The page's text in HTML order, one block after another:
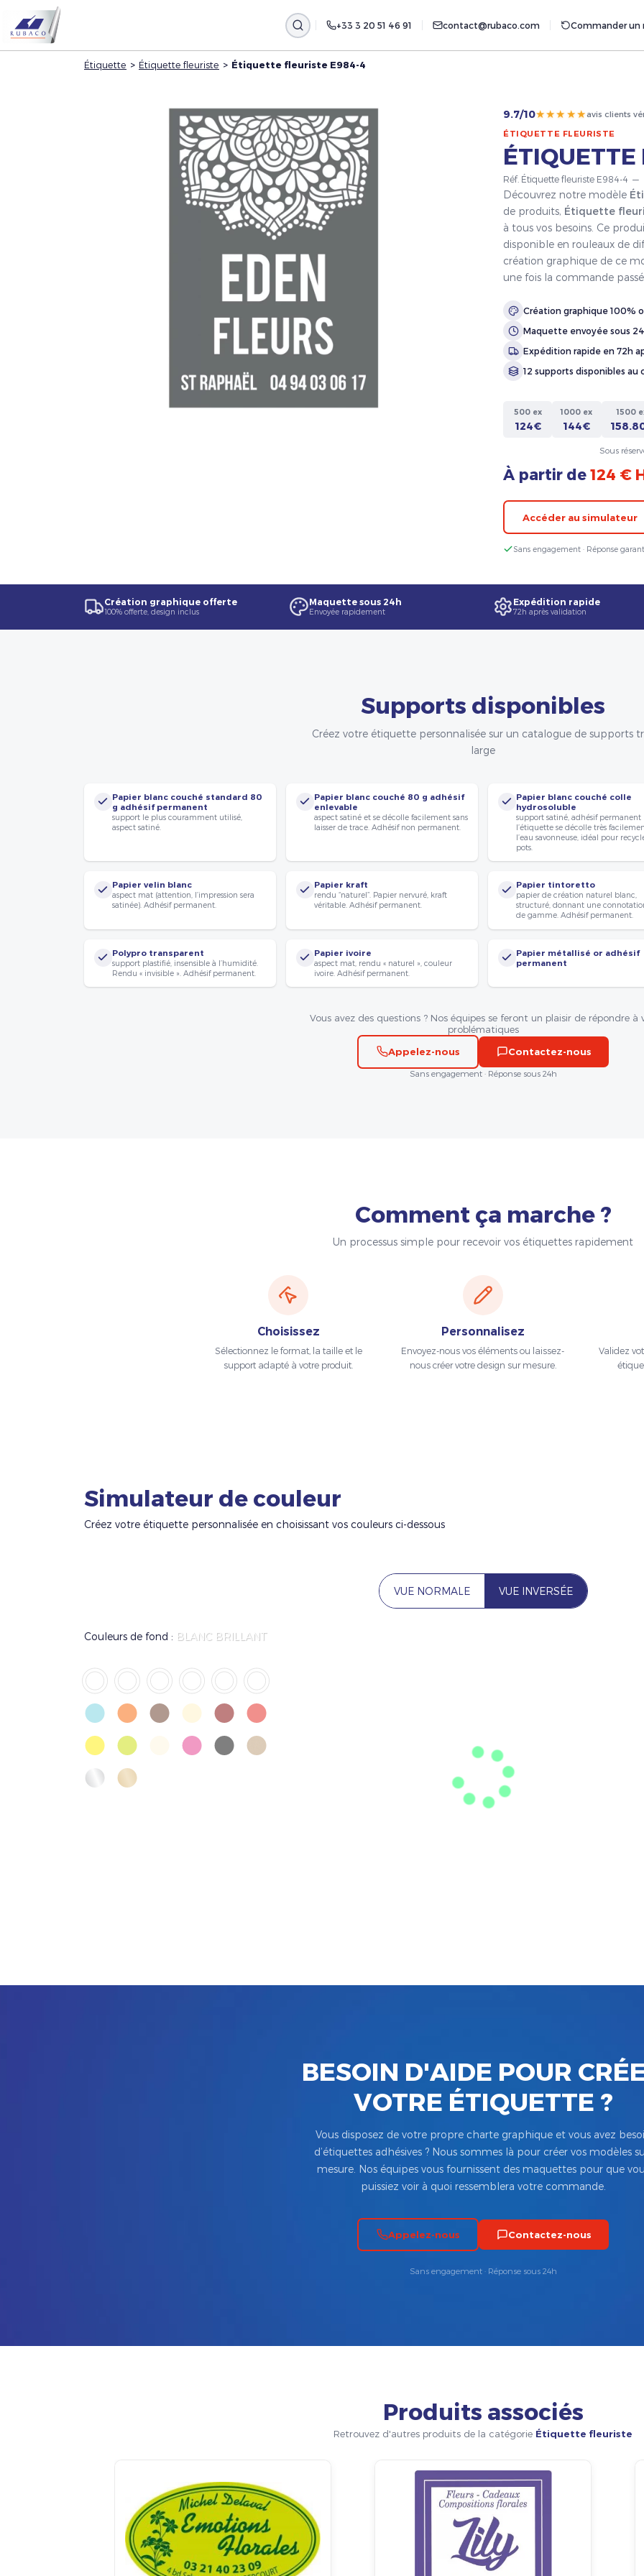
+33 3 20 51 46 91 contact@rubaco.com Commander un
Étiquette > Étiquette fleuriste > Étiquette fleuriste E984-4
9.7/10★★★★★avis clients
ÉTIQUETTE FLEURISTE
Réf. Étiquette fleuriste E984-4 —
Découvrez notre modèle
de produits, Étiquette
à tous vos besoins. Ce
disponible en rouleaux de
création graphique de ce
une fois la commande
Création graphique 100%
Maquette envoyée sous
Expédition rapide en 72h
12 supports disponibles au
500 ex
124€
1000 ex
144€
1500
Sous
À partir de 124 €
Accéder au simulateur
Sans engagement · Réponse
Création graphique offerte
100% offerte, design inclus
Maquette sous 24h
Envoyée rapidement
Expédition rapide
72h après validation
Supports disponibles
Créez votre étiquette personnalisée sur un catalogue de supports
large
Papier blanc couché standard 80
g adhésif permanent
support le plus couramment utilisé,
aspect satiné.
Papier blanc couché 80 g adhésif
enlevable
aspect satiné et se décolle facilement sans
laisser de trace. Adhésif non permanent.
Papier blanc couché colle
hydrosoluble
support satiné, adhésif permanent
l’étiquette se décolle très
l’eau savonneuse, idéal pour
pots.
Papier velin blanc
aspect mat (attention, l’impression sera
satinée). Adhésif permanent.
Papier kraft
rendu “naturel”. Papier nervuré, kraft
véritable. Adhésif permanent.
Papier tintoretto
papier de création naturel blanc,
structuré, donnant une
de gamme. Adhésif permanent.
Polypro transparent
support plastifié, insensible à l’humidité.
Rendu « invisible ». Adhésif permanent.
Papier ivoire
aspect mat, rendu « naturel », couleur
ivoire. Adhésif permanent.
Papier métallisé or adhésif
permanent
Vous avez des questions ? Nos équipes se feront un plaisir de répondre à
problématiques
Appelez-nous
Contactez-nous
Sans engagement · Réponse sous 24h
Comment ça marche ?
Un processus simple pour recevoir vos étiquettes rapidement
Choisissez
Sélectionnez le format, la taille et le
support adapté à votre produit.
Personnalisez
Envoyez-nous vos éléments ou laissez-
nous créer votre design sur mesure.
Validez
Simulateur de couleur
Créez votre étiquette personnalisée en choisissant vos couleurs ci-dessous
VUE NORMALE VUE INVERSÉE
Couleurs de fond : BLANC BRILLANT
BESOIN D'AIDE POUR
VOTRE ÉTIQUETTE ?
Vous disposez de votre propre charte graphique et vous avez
d’étiquettes adhésives ? Nous sommes là pour créer vos modèles
mesure. Nos équipes vous fournissent des maquettes pour que
puissiez voir à quoi ressemblera votre commande.
Appelez-nous Contactez-nous
Sans engagement · Réponse sous 24h
Produits associés
Retrouvez d'autres produits de la catégorie Étiquette fleuriste